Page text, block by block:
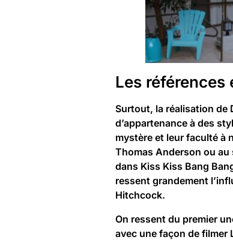
Les
Surtout, la réalisation de
d’appartenance à des
mystère et leur faculté à
Thomas Anderson ou au
dans Kiss Kiss Bang
ressent grandement
Hitchcock.
On ressent du premier
avec une façon de filmer